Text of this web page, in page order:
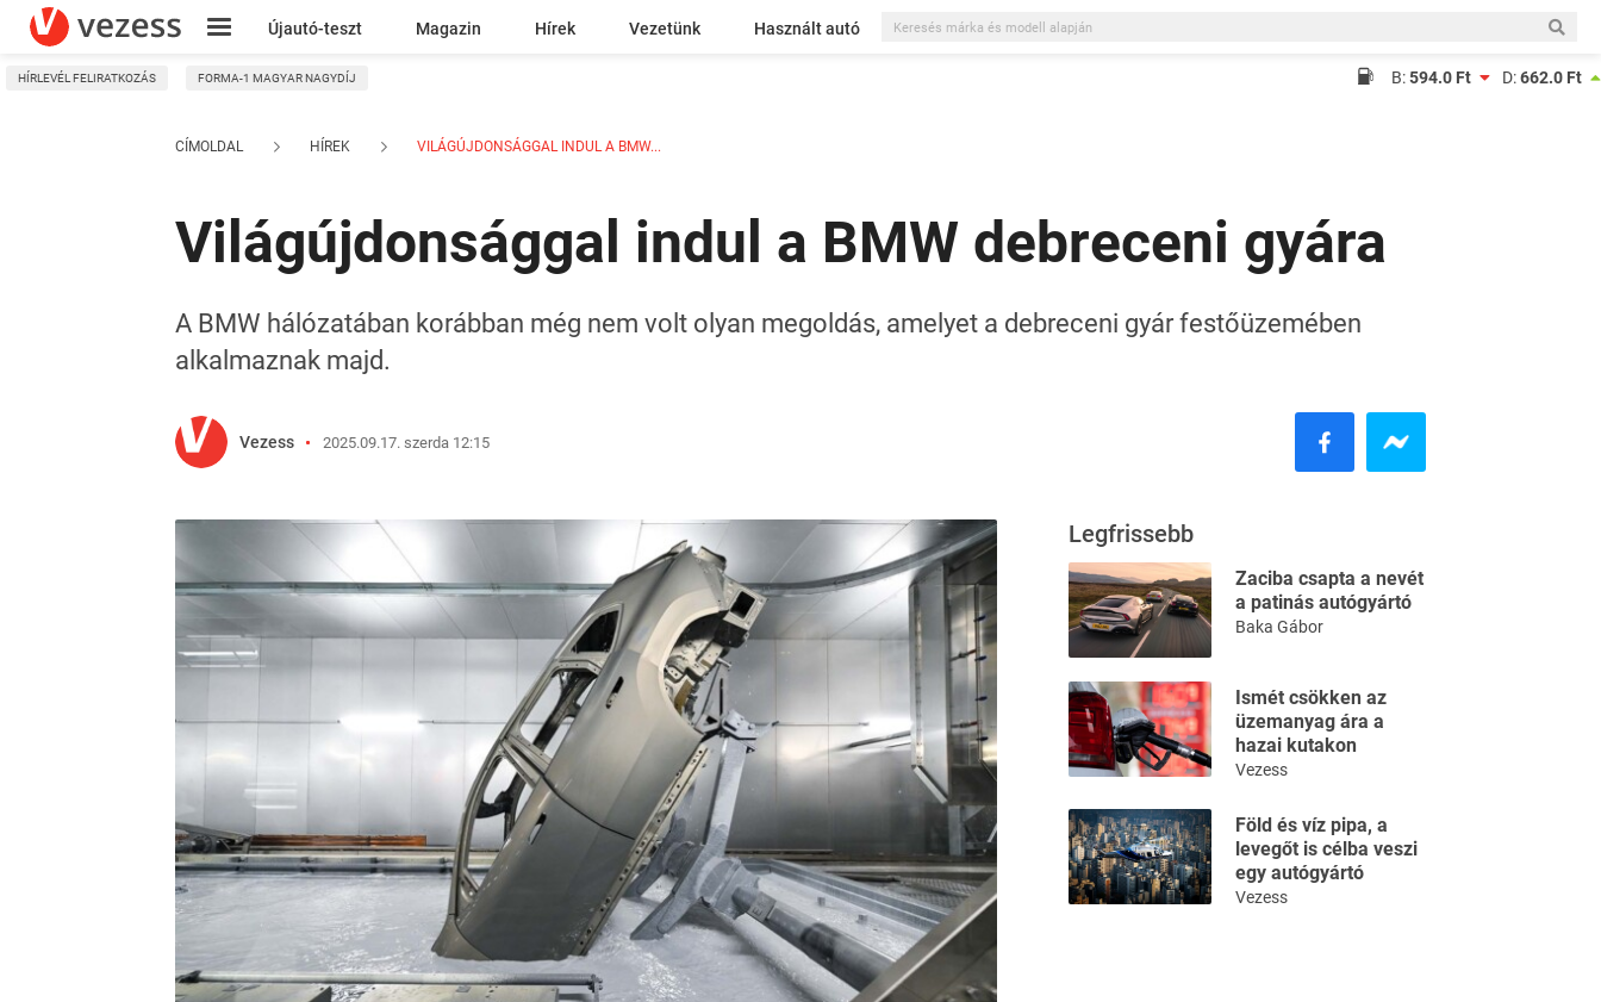
Újautó-teszt Magazin Hírek Vezetünk Használt autó
Kresz
HÍRLEVÉL FELIRATKOZÁS FORMA-1 MAGYAR NAGYDÍJ B:594.0 Ft D:662.0 Ft
CÍMOLDAL HÍREK VILÁGÚJDONSÁGGAL INDUL A BMW...
Világújdonsággal indul a BMW debreceni gyára
A BMW hálózatában korábban még nem volt olyan megoldás, amelyet a debreceni gyár festőüzemében
alkalmaznak majd.
Vezess 2025.09.17. szerda 12:15
Legfrissebb
Zaciba csapta a nevét
a patinás autógyártó
Baka Gábor
Ismét csökken az
üzemanyag ára a
hazai kutakon
Vezess
Föld és víz pipa, a
levegőt is célba veszi
egy autógyártó
Vezess